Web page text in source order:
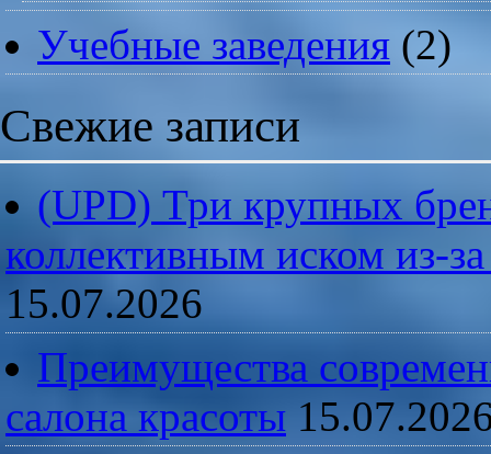
Учебные заведения (2)
Свежие записи
(UPD) Три крупных
коллективным иском из-
15.07.2026
Преимущества
салона красоты